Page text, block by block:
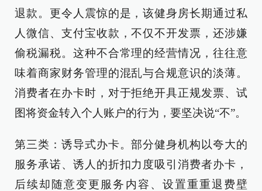
退款。更令人震惊的是，该健身房长期通过私
人微信、支付宝收款，不仅不开发票，还涉嫌
偷税漏税。这种不合常理的经营情况，往往意
味着商家财务管理的混乱与合规意识的淡薄。
消费者在办卡时，对于拒绝开具正规发票、试
图将资金转入个人账户的行为，要坚决说“不”。
第三类：诱导式办卡。部分健身机构以夸大的
服务承诺、诱人的折扣力度吸引消费者办卡，
后续却随意变更服务内容、设置重重退费壁